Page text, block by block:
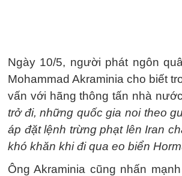
Ngày 10/5, người phát ngôn
Mohammad Akraminia cho biết
vấn với hãng thông tấn nhà
trở đi, những quốc gia noi theo
áp đặt lệnh trừng phạt lên Iran
khó khăn khi đi qua eo biển
Ông Akraminia cũng nhấn